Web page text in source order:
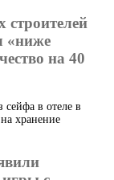
строителей
«ниже
на 40
в отеле в
хранение